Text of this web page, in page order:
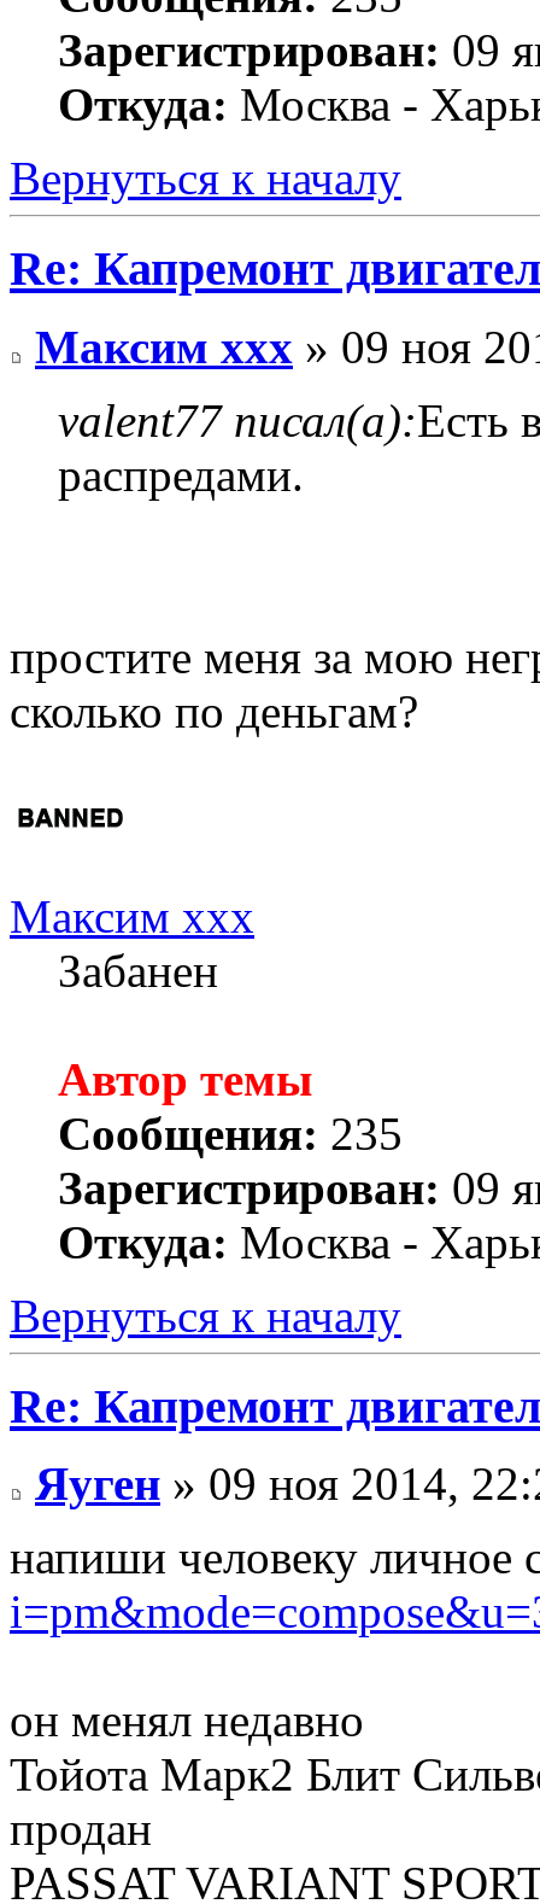
Зарегистрирован: 09
Откуда: Москва -
Вернуться к началу
Re: Капремонт
Максим xxx » 09 ноя
valent77 писал(а):Есть
распредами.
простите меня за мою
сколько по деньгам?
Максим xxx
Забанен
Автор темы
Сообщения: 235
Зарегистрирован: 09
Откуда: Москва -
Вернуться к началу
Re: Капремонт
Яуген » 09 ноя 2014,
напиши человеку личное
он менял недавно
Тойота Марк2 Блит
продан
PASSAT VARIANT